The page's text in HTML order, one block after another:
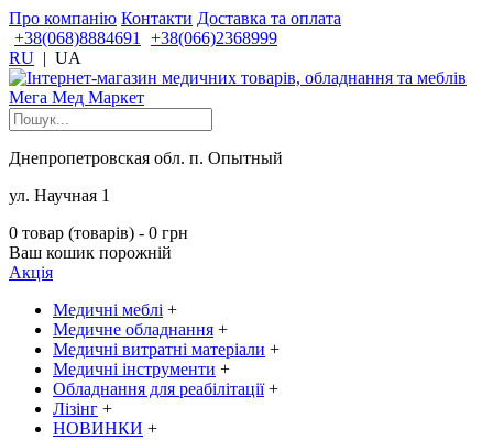
Про компанію Контакти Доставка та оплата
+38(068)8884691
+38(066)2368999
RU | UA
Днепропетровская обл. п. Опытный
ул. Научная 1
0 товар (товарів) - 0 грн
Ваш кошик порожній
Акція
Медичні меблі +
Медичне обладнання +
Медичні витратні матеріали +
Медичні інструменти +
Обладнання для реабілітації +
Лізінг +
НОВИНКИ +